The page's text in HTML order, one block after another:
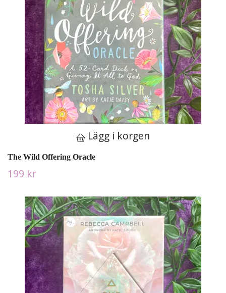
Lägg i korgen
The Wild Offering Oracle
199 kr